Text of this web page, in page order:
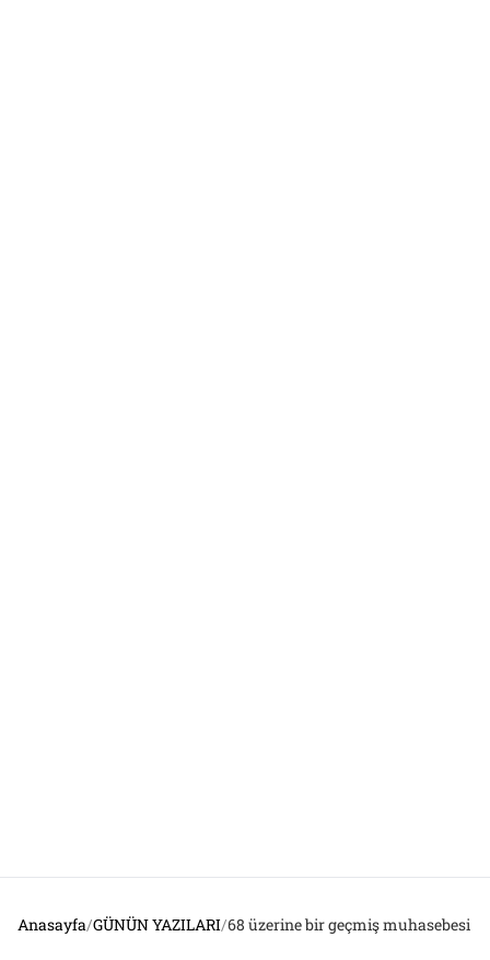
Anasayfa/GÜNÜN YAZILARI/68 üzerine bir geçmiş muhasebesi